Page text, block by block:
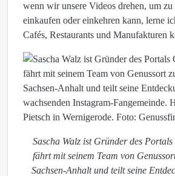
wenn wir unsere Videos drehen, um
einkaufen oder einkehren kann, lerne
Cafés, Restaurants und Manufakturen
Sascha Walz ist Gründer des
fährt mit seinem Team von
Sachsen-Anhalt und teilt seine